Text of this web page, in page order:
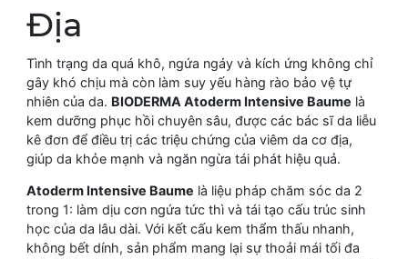
Địa
Tình trạng da quá khô, ngứa ngáy và kích ứng không chỉ
gây khó chịu mà còn làm suy yếu hàng rào bảo vệ tự
nhiên của da. BIODERMA Atoderm Intensive Baume là
kem dưỡng phục hồi chuyên sâu, được các bác sĩ da liễu
kê đơn để điều trị các triệu chứng của viêm da cơ địa,
giúp da khỏe mạnh và ngăn ngừa tái phát hiệu quả.
Atoderm Intensive Baume là liệu pháp chăm sóc da 2
trong 1: làm dịu cơn ngứa tức thì và tái tạo cấu trúc sinh
học của da lâu dài. Với kết cấu kem thẩm thấu nhanh,
không bết dính, sản phẩm mang lại sự thoải mái tối đa